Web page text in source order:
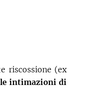
riscossione (ex
le intimazioni di